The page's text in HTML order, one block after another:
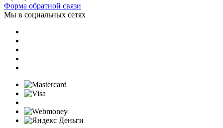
Форма обратной связи
Мы в социальных сетях